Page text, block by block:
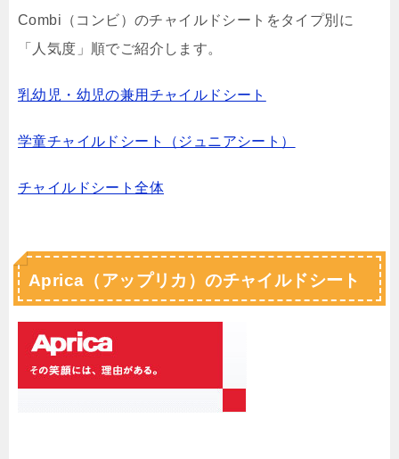
Combi（コンビ）のチャイルドシートをタイプ別に
「人気度」順でご紹介します。
乳幼児・幼児の兼用チャイルドシート
学童チャイルドシート（ジュニアシート）
チャイルドシート全体
Aprica（アップリカ）のチャイルドシート